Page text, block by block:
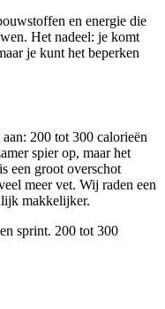
en energie die
Het nadeel: je komt
je kunt het beperken
200 tot 300 calorieën
spier op, maar het
een groot overschot
meer vet. Wij raden een
makkelijker.
sprint. 200 tot 300